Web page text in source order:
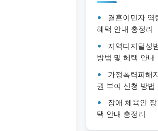
결혼이민자 역
혜택 안내 총정리
지역디지털성
방법 및 혜택 안내
가정폭력피해
권 부여 신청 방
장애 체육인
택 안내 총정리